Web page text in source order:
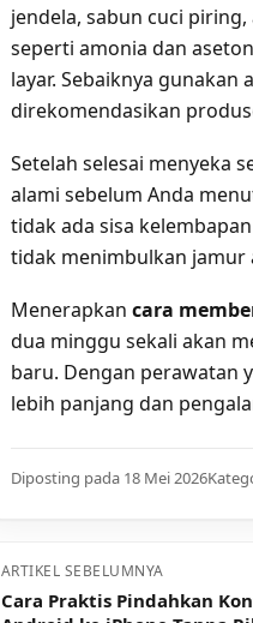
jendela, sabun cuci
seperti amonia dan
layar. Sebaiknya
direkomendasikan
Setelah selesai menyeka
alami sebelum Anda
tidak ada sisa
tidak menimbulkan jamur
Menerapkan cara
dua minggu sekali akan
baru. Dengan perawatan
lebih panjang dan
Diposting pada 18 Mei 2026
ARTIKEL SEBELUMNYA
Cara Praktis Pindahkan